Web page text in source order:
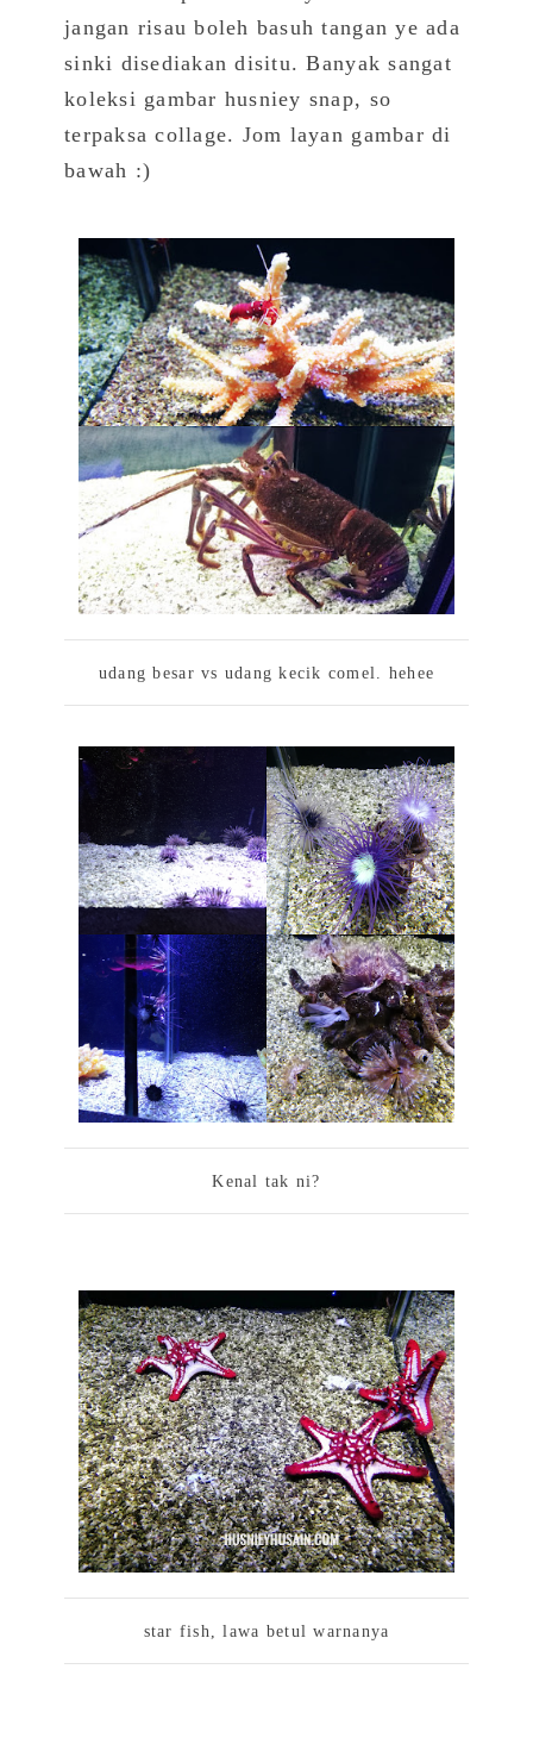
jangan risau boleh basuh tangan ye ada
sinki disediakan disitu. Banyak sangat
koleksi gambar husniey snap, so
terpaksa collage. Jom layan gambar di
bawah :)
udang besar vs udang kecik comel. hehee
Kenal tak ni?
star fish, lawa betul warnanya